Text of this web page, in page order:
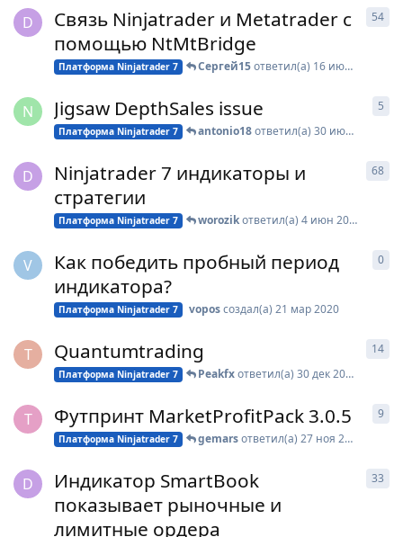
D
Связь Ninjatrader и Metatrader с
помощью NtMtBridge
Платформа Ninjatrader 7 Сергей15ответил(а) 16 июл 2020
54
N Jigsaw DepthSales issue
Платформа Ninjatrader 7 antonio18ответил(а)30 июн 2020
5
D
Ninjatrader 7 индикаторы и
стратегии
Платформа Ninjatrader 7 worozikответил(а)4 июн 2020
68
V
Как победить пробный период
индикатора?
Платформа Ninjatrader 7 voposсоздал(а)21 мар 2020
0
T Quantumtrading
Платформа Ninjatrader 7 Peakfxответил(а)30 дек 2019
14
T Футпринт MarketProfitPack 3.0.5
Платформа Ninjatrader 7 gemarsответил(а)27 ноя 2019
9
D
Индикатор SmartBook
показывает рыночные и
лимитные ордера
33